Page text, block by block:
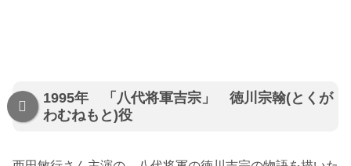
1995年 「八代将軍吉宗」 徳川宗翰(とくが
わむねもと)役